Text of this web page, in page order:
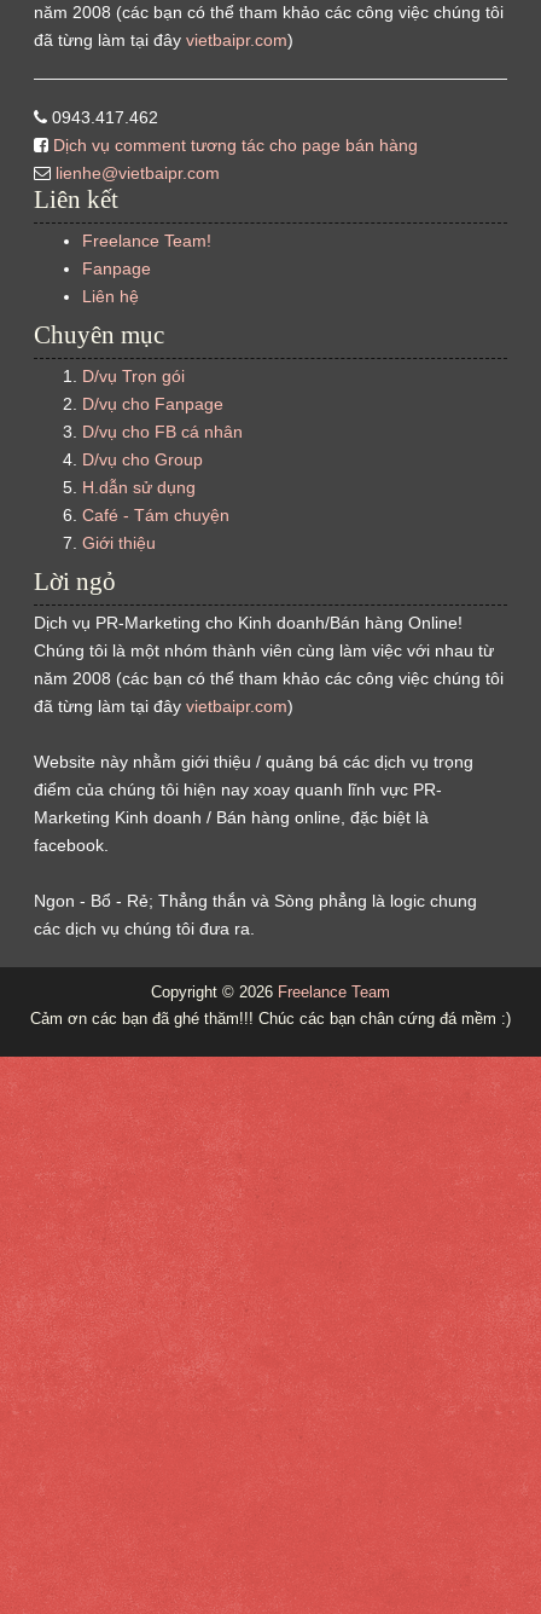
năm 2008 (các bạn có thể tham khảo các công việc chúng tôi
đã từng làm tại đây vietbaipr.com)
0943.417.462
Dịch vụ comment tương tác cho page bán hàng
lienhe@vietbaipr.com
Liên kết
Freelance Team!
Fanpage
Liên hệ
Chuyên mục
D/vụ Trọn gói
D/vụ cho Fanpage
D/vụ cho FB cá nhân
D/vụ cho Group
H.dẫn sử dụng
Café - Tám chuyện
Giới thiệu
Lời ngỏ
Dịch vụ PR-Marketing cho Kinh doanh/Bán hàng Online!
Chúng tôi là một nhóm thành viên cùng làm việc với nhau từ
năm 2008 (các bạn có thể tham khảo các công việc chúng tôi
đã từng làm tại đây vietbaipr.com)
Website này nhằm giới thiệu / quảng bá các dịch vụ trọng
điểm của chúng tôi hiện nay xoay quanh lĩnh vực PR-
Marketing Kinh doanh / Bán hàng online, đặc biệt là
facebook.
Ngon - Bổ - Rẻ; Thẳng thắn và Sòng phẳng là logic chung
các dịch vụ chúng tôi đưa ra.
Copyright © 2026 Freelance Team
Cảm ơn các bạn đã ghé thăm!!! Chúc các bạn chân cứng đá mềm :)